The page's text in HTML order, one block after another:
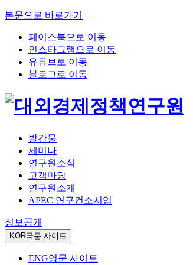
본문으로 바로가기
페이스북으로 이동
인스타그램으로 이동
유튜브로 이동
블로그로 이동
발간물
세미나
연구원소식
고객마당
연구원소개
APEC 연구컨소시엄
정보공개
KOR국문 사이트
ENG영문 사이트